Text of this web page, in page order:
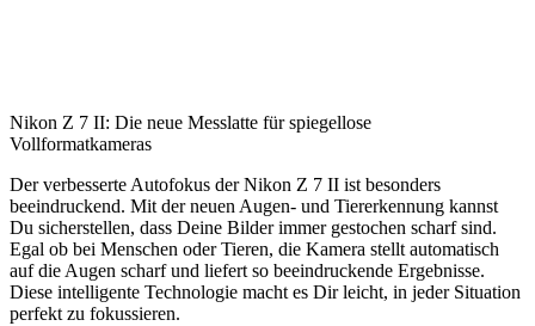
Nikon Z 7 II: Die neue Messlatte für spiegellose
Vollformatkameras
Der verbesserte Autofokus der Nikon Z 7 II ist besonders
beeindruckend. Mit der neuen Augen- und Tiererkennung kannst
Du sicherstellen, dass Deine Bilder immer gestochen scharf sind.
Egal ob bei Menschen oder Tieren, die Kamera stellt automatisch
auf die Augen scharf und liefert so beeindruckende Ergebnisse.
Diese intelligente Technologie macht es Dir leicht, in jeder Situation
perfekt zu fokussieren.